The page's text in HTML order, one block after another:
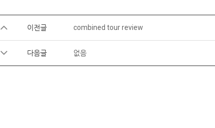
이전글 combined tour review
다음글 없음